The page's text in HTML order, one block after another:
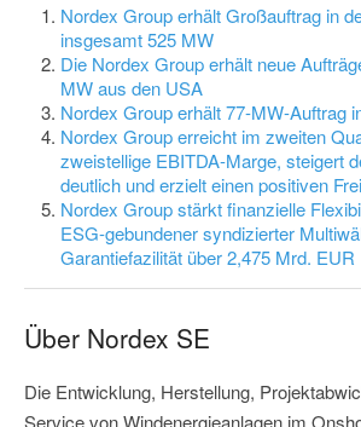
Nordex Group erhält Großauftrag in
insgesamt 525 MW
Die Nordex Group erhält neue
MW aus den USA
Nordex Group erhält 77-MW-Auftrag
Nordex Group erreicht im zweiten
zweistellige EBITDA-Marge, steigert
deutlich und erzielt einen positiven
Nordex Group stärkt finanzielle
ESG-gebundener syndizierter
Garantiefazilität über 2,475 Mrd. EUR
Über Nordex SE
Die Entwicklung, Herstellung,
Service von Windenergieanlagen im